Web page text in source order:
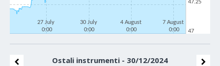
27 July
0:00
30 July
0:00
4 August
0:00
7 August
0:00
47
47.25
Ostali instrumenti - 30/12/2024